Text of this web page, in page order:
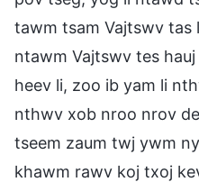
tawm tsam Vajtswv tas
ntawm Vajtswv tes
heev li, zoo ib yam li
nthwv xob nroo nrov
tseem zaum twj ywm
khawm rawv koj txoj